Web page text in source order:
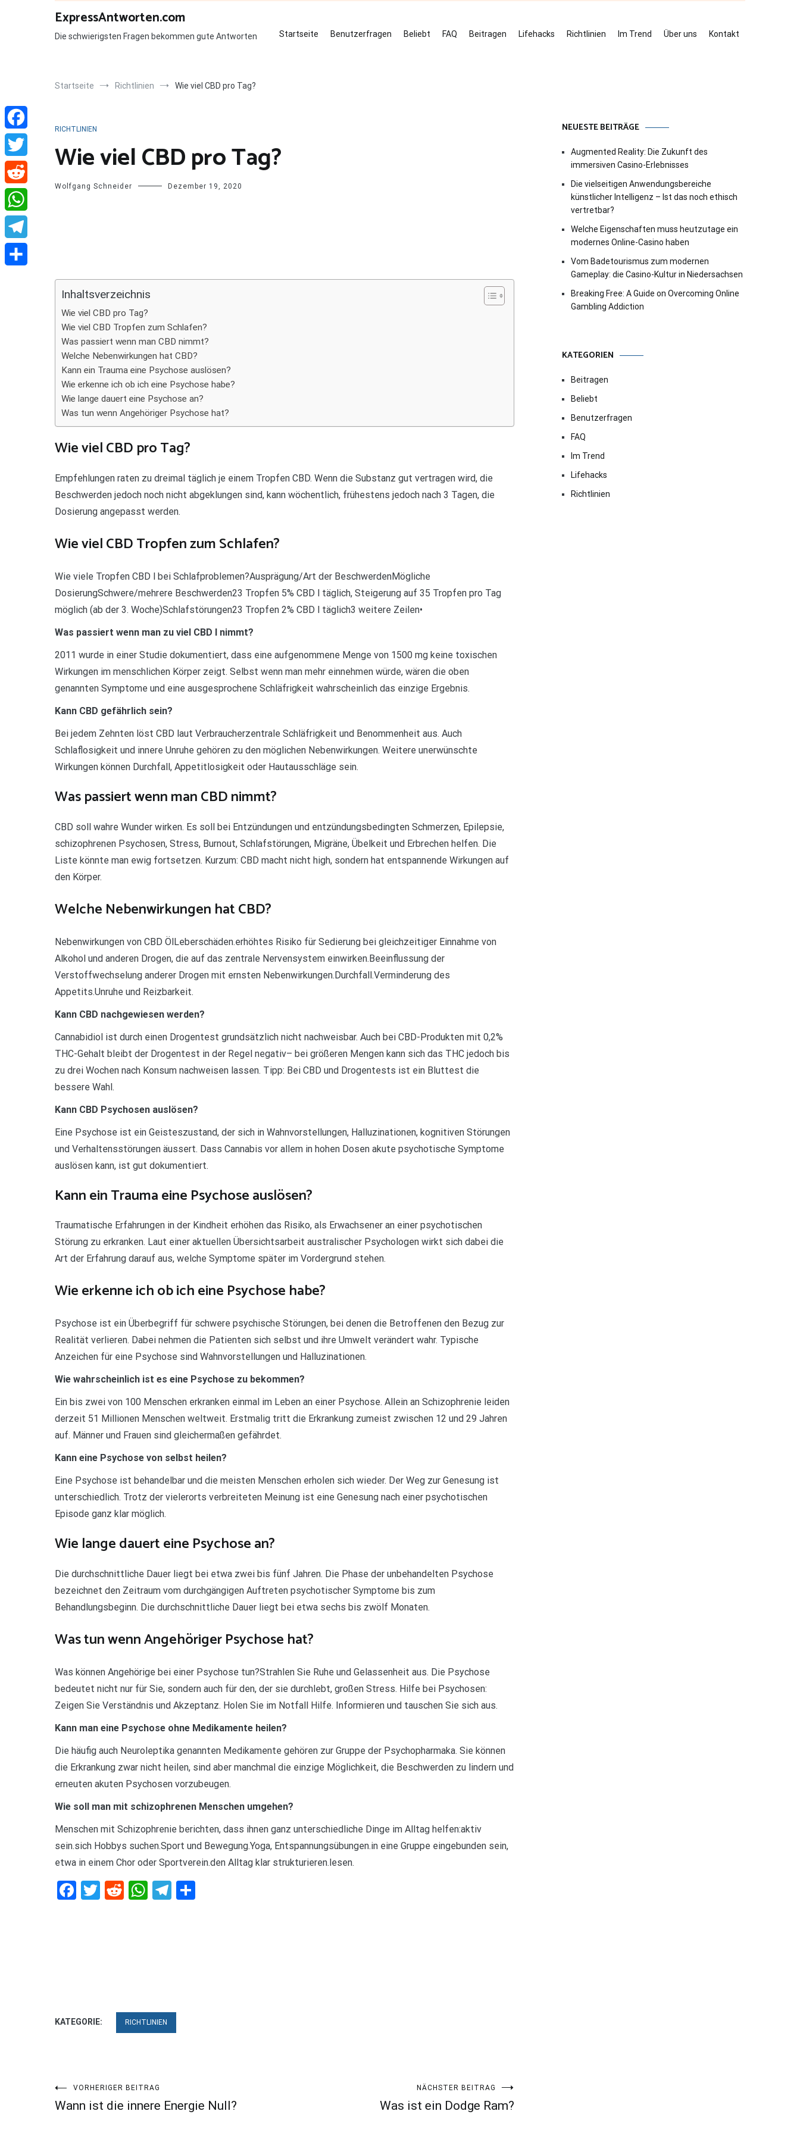
ExpressAntworten.com
Die schwierigsten Fragen bekommen gute Antworten Startseite Benutzerfragen Beliebt FAQ Beitragen Lifehacks Richtlinien Im Trend Über uns Kontakt
Startseite Richtlinien Wie viel CBD pro Tag?
RICHTLINIEN
Wie viel CBD pro Tag?
Wolfgang Schneider Dezember 19, 2020
Inhaltsverzeichnis
Wie viel CBD pro Tag?
Wie viel CBD Tropfen zum Schlafen?
Was passiert wenn man CBD nimmt?
Welche Nebenwirkungen hat CBD?
Kann ein Trauma eine Psychose auslösen?
Wie erkenne ich ob ich eine Psychose habe?
Wie lange dauert eine Psychose an?
Was tun wenn Angehöriger Psychose hat?
Wie viel CBD pro Tag?
Empfehlungen raten zu dreimal täglich je einem Tropfen CBD. Wenn die Substanz gut vertragen wird, die
Beschwerden jedoch noch nicht abgeklungen sind, kann wöchentlich, frühestens jedoch nach 3 Tagen, die
Dosierung angepasst werden.
Wie viel CBD Tropfen zum Schlafen?
Wie viele Tropfen CBD l bei Schlafproblemen?Ausprägung/Art der BeschwerdenMögliche
DosierungSchwere/mehrere Beschwerden23 Tropfen 5% CBD l täglich, Steigerung auf 35 Tropfen pro Tag
möglich (ab der 3. Woche)Schlafstörungen23 Tropfen 2% CBD l täglich3 weitere Zeilen•
Was passiert wenn man zu viel CBD l nimmt?
2011 wurde in einer Studie dokumentiert, dass eine aufgenommene Menge von 1500 mg keine toxischen
Wirkungen im menschlichen Körper zeigt. Selbst wenn man mehr einnehmen würde, wären die oben
genannten Symptome und eine ausgesprochene Schläfrigkeit wahrscheinlich das einzige Ergebnis.
Kann CBD gefährlich sein?
Bei jedem Zehnten löst CBD laut Verbraucherzentrale Schläfrigkeit und Benommenheit aus. Auch
Schlaflosigkeit und innere Unruhe gehören zu den möglichen Nebenwirkungen. Weitere unerwünschte
Wirkungen können Durchfall, Appetitlosigkeit oder Hautausschläge sein.
Was passiert wenn man CBD nimmt?
CBD soll wahre Wunder wirken. Es soll bei Entzündungen und entzündungsbedingten Schmerzen, Epilepsie,
schizophrenen Psychosen, Stress, Burnout, Schlafstörungen, Migräne, Übelkeit und Erbrechen helfen. Die
Liste könnte man ewig fortsetzen. Kurzum: CBD macht nicht high, sondern hat entspannende Wirkungen auf
den Körper.
Welche Nebenwirkungen hat CBD?
Nebenwirkungen von CBD ÖlLeberschäden.erhöhtes Risiko für Sedierung bei gleichzeitiger Einnahme von
Alkohol und anderen Drogen, die auf das zentrale Nervensystem einwirken.Beeinflussung der
Verstoffwechselung anderer Drogen mit ernsten Nebenwirkungen.Durchfall.Verminderung des
Appetits.Unruhe und Reizbarkeit.
Kann CBD nachgewiesen werden?
Cannabidiol ist durch einen Drogentest grundsätzlich nicht nachweisbar. Auch bei CBD-Produkten mit 0,2%
THC-Gehalt bleibt der Drogentest in der Regel negativ– bei größeren Mengen kann sich das THC jedoch bis
zu drei Wochen nach Konsum nachweisen lassen. Tipp: Bei CBD und Drogentests ist ein Bluttest die
bessere Wahl.
Kann CBD Psychosen auslösen?
Eine Psychose ist ein Geisteszustand, der sich in Wahnvorstellungen, Halluzinationen, kognitiven Störungen
und Verhaltensstörungen äussert. Dass Cannabis vor allem in hohen Dosen akute psychotische Symptome
auslösen kann, ist gut dokumentiert.
Kann ein Trauma eine Psychose auslösen?
Traumatische Erfahrungen in der Kindheit erhöhen das Risiko, als Erwachsener an einer psychotischen
Störung zu erkranken. Laut einer aktuellen Übersichtsarbeit australischer Psychologen wirkt sich dabei die
Art der Erfahrung darauf aus, welche Symptome später im Vordergrund stehen.
Wie erkenne ich ob ich eine Psychose habe?
Psychose ist ein Überbegriff für schwere psychische Störungen, bei denen die Betroffenen den Bezug zur
Realität verlieren. Dabei nehmen die Patienten sich selbst und ihre Umwelt verändert wahr. Typische
Anzeichen für eine Psychose sind Wahnvorstellungen und Halluzinationen.
Wie wahrscheinlich ist es eine Psychose zu bekommen?
Ein bis zwei von 100 Menschen erkranken einmal im Leben an einer Psychose. Allein an Schizophrenie leiden
derzeit 51 Millionen Menschen weltweit. Erstmalig tritt die Erkrankung zumeist zwischen 12 und 29 Jahren
auf. Männer und Frauen sind gleichermaßen gefährdet.
Kann eine Psychose von selbst heilen?
Eine Psychose ist behandelbar und die meisten Menschen erholen sich wieder. Der Weg zur Genesung ist
unterschiedlich. Trotz der vielerorts verbreiteten Meinung ist eine Genesung nach einer psychotischen
Episode ganz klar möglich.
Wie lange dauert eine Psychose an?
Die durchschnittliche Dauer liegt bei etwa zwei bis fünf Jahren. Die Phase der unbehandelten Psychose
bezeichnet den Zeitraum vom durchgängigen Auftreten psychotischer Symptome bis zum
Behandlungsbeginn. Die durchschnittliche Dauer liegt bei etwa sechs bis zwölf Monaten.
Was tun wenn Angehöriger Psychose hat?
Was können Angehörige bei einer Psychose tun?Strahlen Sie Ruhe und Gelassenheit aus. Die Psychose
bedeutet nicht nur für Sie, sondern auch für den, der sie durchlebt, großen Stress. Hilfe bei Psychosen:
Zeigen Sie Verständnis und Akzeptanz. Holen Sie im Notfall Hilfe. Informieren und tauschen Sie sich aus.
Kann man eine Psychose ohne Medikamente heilen?
Die häufig auch Neuroleptika genannten Medikamente gehören zur Gruppe der Psychopharmaka. Sie können
die Erkrankung zwar nicht heilen, sind aber manchmal die einzige Möglichkeit, die Beschwerden zu lindern und
erneuten akuten Psychosen vorzubeugen.
Wie soll man mit schizophrenen Menschen umgehen?
Menschen mit Schizophrenie berichten, dass ihnen ganz unterschiedliche Dinge im Alltag helfen:aktiv
sein.sich Hobbys suchen.Sport und Bewegung.Yoga, Entspannungsübungen.in eine Gruppe eingebunden sein,
etwa in einem Chor oder Sportverein.den Alltag klar strukturieren.lesen.
Facebook
Twitter
RedditWhatsApp
Telegram
KATEGORIE: RICHTLINIEN
Beitragsnavigation
VORHERIGER BEITRAG
Wann ist die innere Energie Null?
NÄCHSTER BEITRAG
Was ist ein Dodge Ram?
NEUESTE BEITRÄGE
Augmented Reality: Die Zukunft des
immersiven Casino-Erlebnisses
Die vielseitigen Anwendungsbereiche
künstlicher Intelligenz – Ist das noch ethisch
vertretbar?
Welche Eigenschaften muss heutzutage ein
modernes Online-Casino haben
Vom Badetourismus zum modernen
Gameplay: die Casino-Kultur in Niedersachsen
Breaking Free: A Guide on Overcoming Online
Gambling Addiction
KATEGORIEN
Beitragen
Beliebt
Benutzerfragen
FAQ
Im Trend
Lifehacks
Richtlinien
Facebook
Twitter
Reddit
WhatsApp
Telegram